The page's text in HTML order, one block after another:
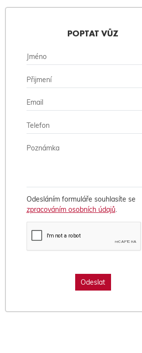
POPTAT VŮZ
Odesláním formuláře souhlasíte se
zpracováním osobních údajů.